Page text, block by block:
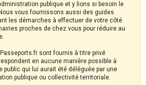
publique et y lions si besoin le
vous fournissons aussi des guides
les démarches à effectuer de votre côté
proches de chez vous pour réduire au
sont fournis à titre privé
en aucune manière possible à
public qui lui aurait été déléguée par une
publique ou collectivité territoriale.